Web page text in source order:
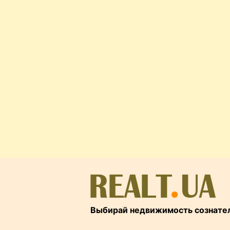
Выбирай недвижимость